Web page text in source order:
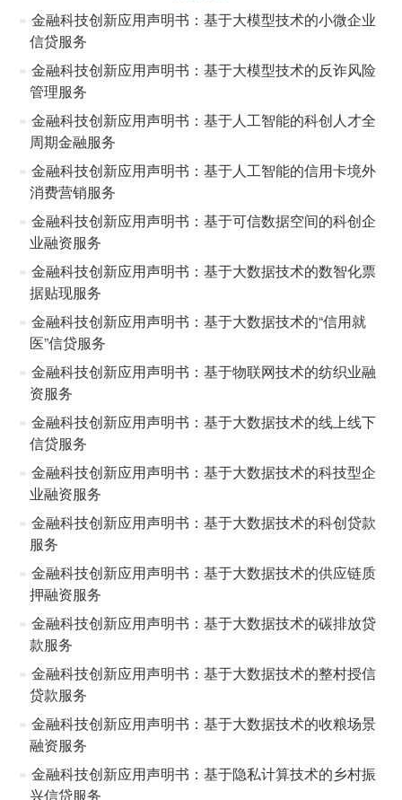
金融科技创新应用声明书：基于大模型技术的小微企业
信贷服务
金融科技创新应用声明书：基于大模型技术的反诈风险
管理服务
金融科技创新应用声明书：基于人工智能的科创人才全
周期金融服务
金融科技创新应用声明书：基于人工智能的信用卡境外
消费营销服务
金融科技创新应用声明书：基于可信数据空间的科创企
业融资服务
金融科技创新应用声明书：基于大数据技术的数智化票
据贴现服务
金融科技创新应用声明书：基于大数据技术的“信用就
医”信贷服务
金融科技创新应用声明书：基于物联网技术的纺织业融
资服务
金融科技创新应用声明书：基于大数据技术的线上线下
信贷服务
金融科技创新应用声明书：基于大数据技术的科技型企
业融资服务
金融科技创新应用声明书：基于大数据技术的科创贷款
服务
金融科技创新应用声明书：基于大数据技术的供应链质
押融资服务
金融科技创新应用声明书：基于大数据技术的碳排放贷
款服务
金融科技创新应用声明书：基于大数据技术的整村授信
贷款服务
金融科技创新应用声明书：基于大数据技术的收粮场景
融资服务
金融科技创新应用声明书：基于隐私计算技术的乡村振
兴信贷服务